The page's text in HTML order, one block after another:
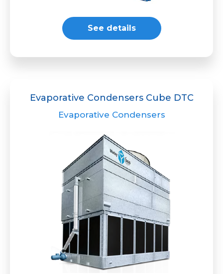
See details
Evaporative Condensers Cube DTC
Evaporative Condensers